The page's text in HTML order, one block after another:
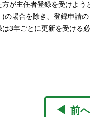
が主任者登録を受けよう
)の場合を除き、登録申請
は3年ごとに更新を受ける
前へ